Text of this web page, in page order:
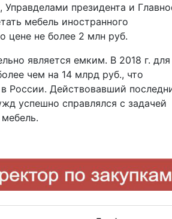
президента и
мебель иностранного
цене не более 2 млн руб.
является емким. В 2018 г. для
чем на 14 млрд руб., что
России. Действовавший
успешно справлялся с задачей